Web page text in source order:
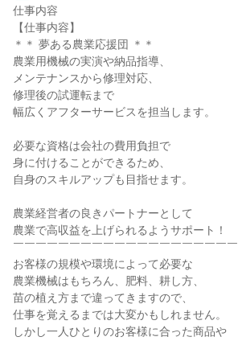
仕事内容
【仕事内容】
＊＊ 夢ある農業応援団 ＊＊
農業用機械の実演や納品指導、
メンテナンスから修理対応、
修理後の試運転まで
幅広くアフターサービスを担当します。
必要な資格は会社の費用負担で
身に付けることができるため、
自身のスキルアップも目指せます。
農業経営者の良きパートナーとして
農業で高収益を上げられるようサポート！
￣￣￣￣￣￣￣￣￣￣￣￣￣￣￣￣￣￣￣￣
お客様の規模や環境によって必要な
農業機械はもちろん、肥料、耕し方、
苗の植え方まで違ってきますので、
仕事を覚えるまでは大変かもしれません。
しかし一人ひとりのお客様に合った商品や